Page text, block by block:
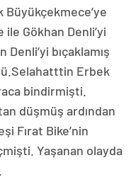
Büyükçekmece’ye
Gökhan Denli’yi
bıçaklamış
Erbek
bindirmişti.
düşmüş ardından
Fırat Bike’nin
Yaşanan olayda